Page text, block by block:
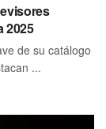
2025
de su catálogo
...